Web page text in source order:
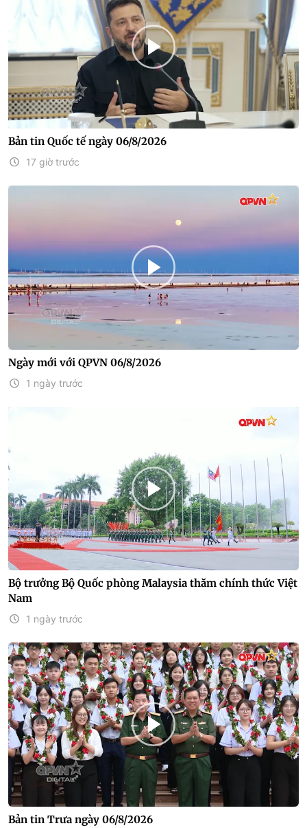
Bản tin Quốc tế ngày 06/8/2026
17 giờ trước
Ngày mới với QPVN 06/8/2026
1 ngày trước
Bộ trưởng Bộ Quốc phòng Malaysia thăm chính thức Việt
Nam
1 ngày trước
Bản tin Trưa ngày 06/8/2026